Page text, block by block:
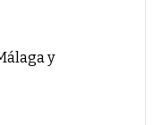
y